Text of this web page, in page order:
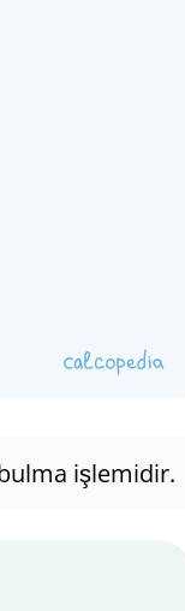
bulma işlemidir.